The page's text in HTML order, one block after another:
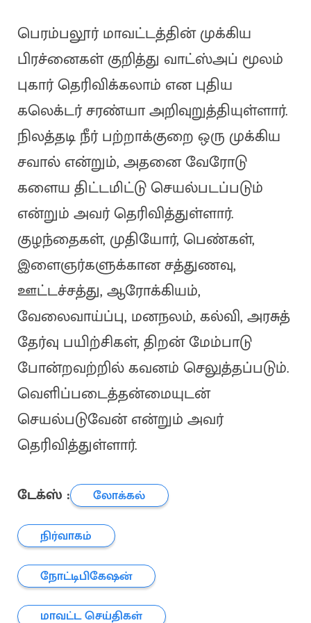
பெரம்பலூர் மாவட்டத்தின் முக்கிய
பிரச்னைகள் குறித்து வாட்ஸ்அப் மூலம்
புகார் தெரிவிக்கலாம் என புதிய
கலெக்டர் சரண்யா அறிவுறுத்தியுள்ளார்.
நிலத்தடி நீர் பற்றாக்குறை ஒரு முக்கிய
சவால் என்றும், அதனை வேரோடு
களைய திட்டமிட்டு செயல்படப்படும்
என்றும் அவர் தெரிவித்துள்ளார்.
குழந்தைகள், முதியோர், பெண்கள்,
இளைஞர்களுக்கான சத்துணவு,
ஊட்டச்சத்து, ஆரோக்கியம்,
வேலைவாய்ப்பு, மனநலம், கல்வி, அரசுத்
தேர்வு பயிற்சிகள், திறன் மேம்பாடு
போன்றவற்றில் கவனம் செலுத்தப்படும்.
வெளிப்படைத்தன்மையுடன்
செயல்படுவேன் என்றும் அவர்
தெரிவித்துள்ளார்.
டேக்ஸ் :
லோக்கல்
நிர்வாகம்
நோட்டிபிகேஷன்
மாவட்ட செய்திகள்